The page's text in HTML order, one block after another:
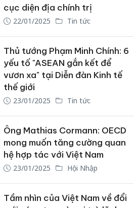
cục diện địa chính trị
22/01/2025 Tin tức
Thủ tướng Phạm Minh Chính: 6
yếu tố "ASEAN gắn kết để
vươn xa" tại Diễn đàn Kinh tế
thế giới
23/01/2025 Tin tức
Ông Mathias Cormann: OECD
mong muốn tăng cường quan
hệ hợp tác với Việt Nam
23/01/2025 Hội Nhập
Tầm nhìn của Việt Nam về đổi